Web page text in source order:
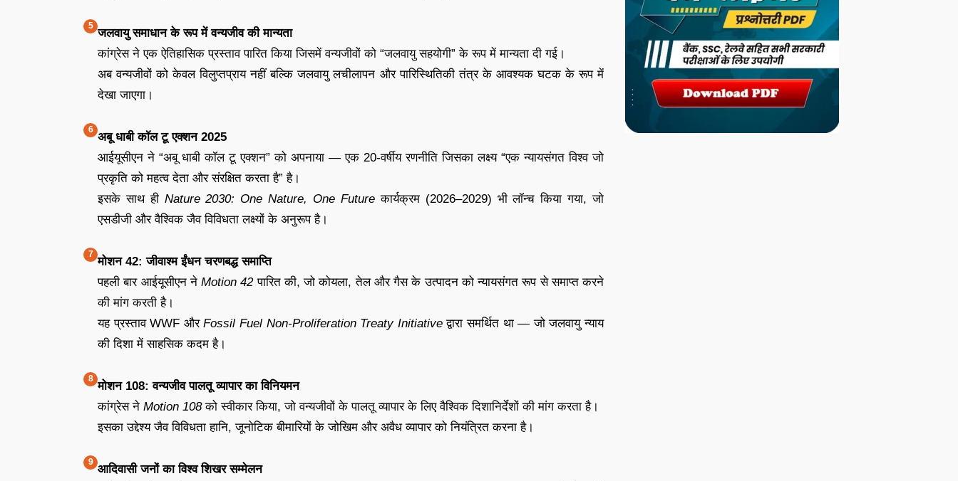
जलवायु समाधान के रूप में वन्यजीव की मान्यता
कांग्रेस ने एक ऐतिहासिक प्रस्ताव पारित किया जिसमें वन्यजीवों को “जलवायु सहयोगी” के रूप में मान्यता दी गई।
अब वन्यजीवों को केवल विलुप्तप्राय नहीं बल्कि जलवायु लचीलापन और पारिस्थितिकी तंत्र के आवश्यक घटक के रूप में
देखा जाएगा।
अबू धाबी कॉल टू एक्शन 2025
आईयूसीएन ने “अबू धाबी कॉल टू एक्शन” को अपनाया — एक 20-वर्षीय रणनीति जिसका लक्ष्य “एक न्यायसंगत विश्व जो
प्रकृति को महत्व देता और संरक्षित करता है” है।
इसके साथ ही Nature 2030: One Nature, One Futureकार्यक्रम (2026–2029) भी लॉन्च किया गया, जो
एसडीजी और वैश्विक जैव विविधता लक्ष्यों के अनुरूप है।
मोशन 42: जीवाश्म ईंधन चरणबद्ध समाप्ति
पहली बार आईयूसीएन ने Motion 42पारित की, जो कोयला, तेल और गैस के उत्पादन को न्यायसंगत रूप से समाप्त करने
की मांग करती है।
यह प्रस्ताव WWF औरFossil Fuel Non-Proliferation Treaty Initiativeद्वारा समर्थित था — जो जलवायु न्याय
की दिशा में साहसिक कदम है।
मोशन 108: वन्यजीव पालतू व्यापार का विनियमन
कांग्रेस ने Motion 108को स्वीकार किया, जो वन्यजीवों के पालतू व्यापार के लिए वैश्विक दिशानिर्देशों की मांग करता है।
इसका उद्देश्य जैव विविधता हानि, जूनोटिक बीमारियों के जोखिम और अवैध व्यापार को नियंत्रित करना है।
आदिवासी जनों का विश्व शिखर सम्मेलन